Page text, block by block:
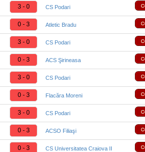
3 - 0 CS Podari
0 - 3 Atletic Bradu
3 - 0 CS Podari
0 - 3 ACS Şirineasa
3 - 0 CS Podari
0 - 3 Flacăra Moreni
3 - 0 CS Podari
0 - 3 ACSO Filiaşi
0 - 3 CS Universitatea Craiova II